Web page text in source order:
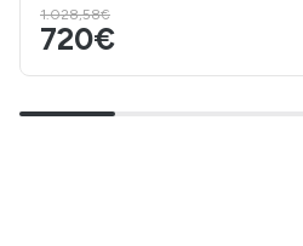
1.028,58€
720€